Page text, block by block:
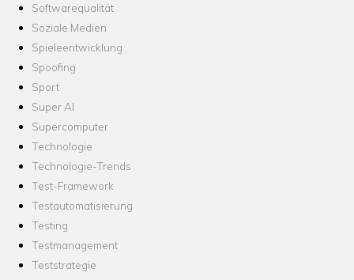
Softwarequalität
Soziale Medien
Spieleentwicklung
Spoofing
Sport
Super AI
Supercomputer
Technologie
Technologie-Trends
Test-Framework
Testautomatisierung
Testing
Testmanagement
Teststrategie